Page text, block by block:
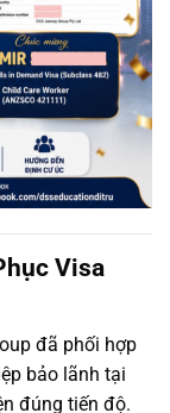
Visa
đã phối hợp
bảo lãnh tại
đúng tiến độ.